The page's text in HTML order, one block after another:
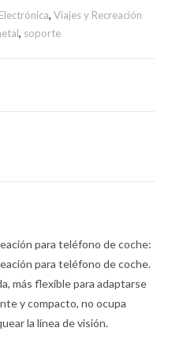
Electrónica,Viajes y Recreación
, soporte
para teléfono de coche:
para teléfono de coche.
más flexible para adaptarse
y compacto, no ocupa
la línea de visión.